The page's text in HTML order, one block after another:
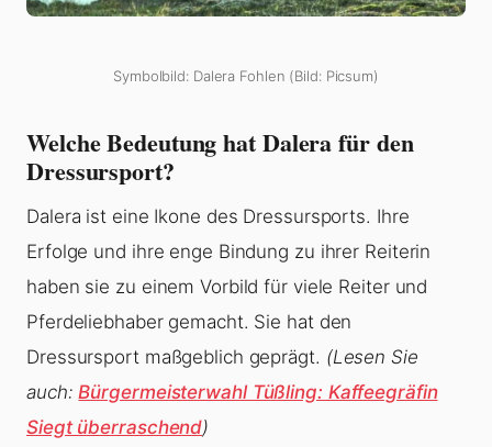
Symbolbild: Dalera Fohlen (Bild: Picsum)
Welche Bedeutung hat Dalera für den
Dressursport?
Dalera ist eine Ikone des Dressursports. Ihre
Erfolge und ihre enge Bindung zu ihrer Reiterin
haben sie zu einem Vorbild für viele Reiter und
Pferdeliebhaber gemacht. Sie hat den
Dressursport maßgeblich geprägt. (Lesen Sie
auch:Bürgermeisterwahl Tüßling: Kaffeegräfin
Siegt überraschend)